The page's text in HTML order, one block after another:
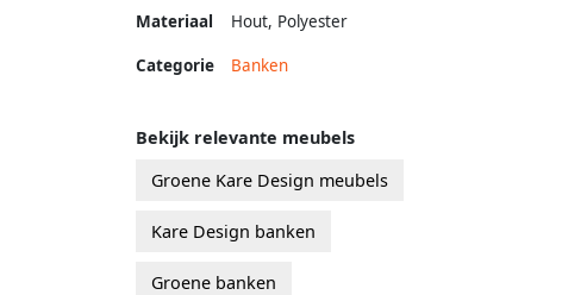
Materiaal Hout, Polyester
Categorie Banken
Bekijk relevante meubels
Groene Kare Design meubels
Kare Design banken
Groene banken